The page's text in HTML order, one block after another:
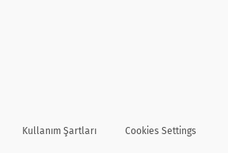
Kullanım Şartları Cookies Settings